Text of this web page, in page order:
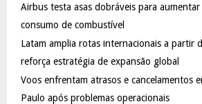
r
:
Airbus testa asas dobráveis para
consumo de combustível
Latam amplia rotas internacionais a partir
reforça estratégia de expansão global
Voos enfrentam atrasos e cancelamentos
Paulo após problemas operacionais